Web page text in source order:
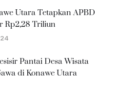
Utara Tetapkan APBD
Rp2,28 Triliun
Pantai Desa Wisata
di Konawe Utara